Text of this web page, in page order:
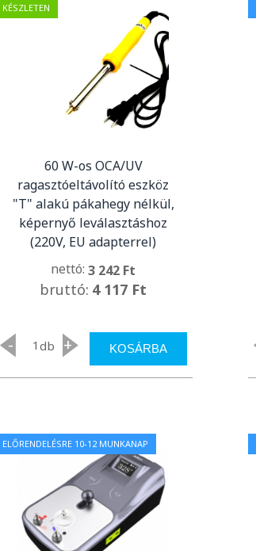
KÉSZLETEN
60 W-os OCA/UV
ragasztóeltávolító eszköz
"T" alakú pákahegy nélkül,
képernyő leválasztáshoz
(220V, EU adapterrel)
nettó:3 242 Ft
bruttó: 4 117 Ft
- db + KOSÁRBA
ELŐRENDELÉSRE 10-12 MUNKANAP